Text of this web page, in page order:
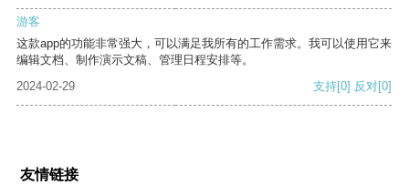
游客
这款app的功能非常强大，可以满足我所有的工作需求。我可以使用它来
编辑文档、制作演示文稿、管理日程安排等。
2024-02-29
支持[0] 反对[0]
友情链接